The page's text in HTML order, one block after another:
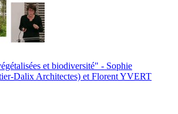
et biodiversité" - Sophie
Dalix Architectes) et Florent YVERT